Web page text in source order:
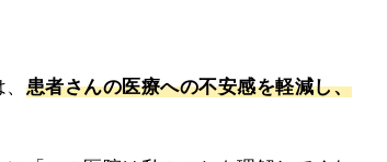
患者さんの医療への不安感を軽減し、